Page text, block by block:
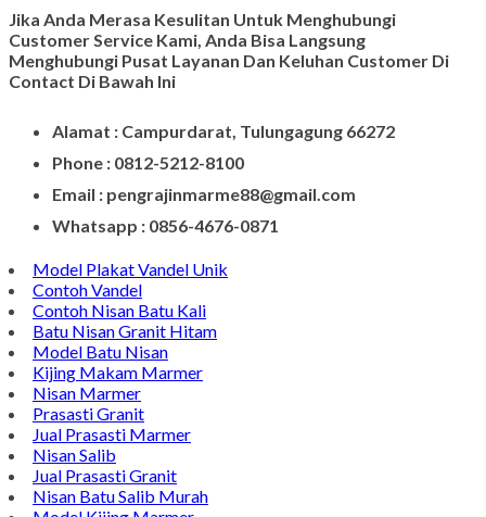
Model Prasasti Terbaru
Prasasti untuk Peresmian Masjid
Prasasti Marmer
Prasasti dari Marmer
Meja Makan Marmer
Meja Marmer Bulat
Vandel Kenang - Kenangan
CONTACT INFO
Jika Anda Merasa Kesulitan Untuk Menghubungi
Customer Service Kami, Anda Bisa Langsung
Menghubungi Pusat Layanan Dan Keluhan Customer Di
Contact Di Bawah Ini
Alamat : Campurdarat, Tulungagung 66272
Phone : 0812-5212-8100
Email : pengrajinmarme88@gmail.com
Whatsapp : 0856-4676-0871